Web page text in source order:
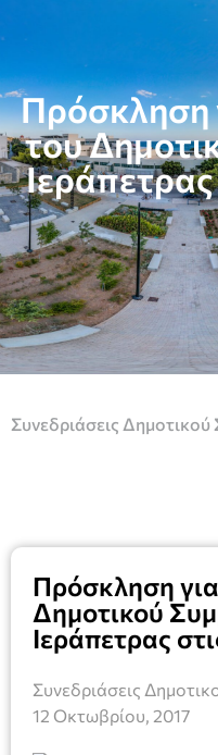
Πρόσκληση
του
Συνεδριάσεις
Πρόσκληση
Δημοτικού
Ιεράπετρας
Συνεδριάσεις
12 Οκτωβρίου, 2017